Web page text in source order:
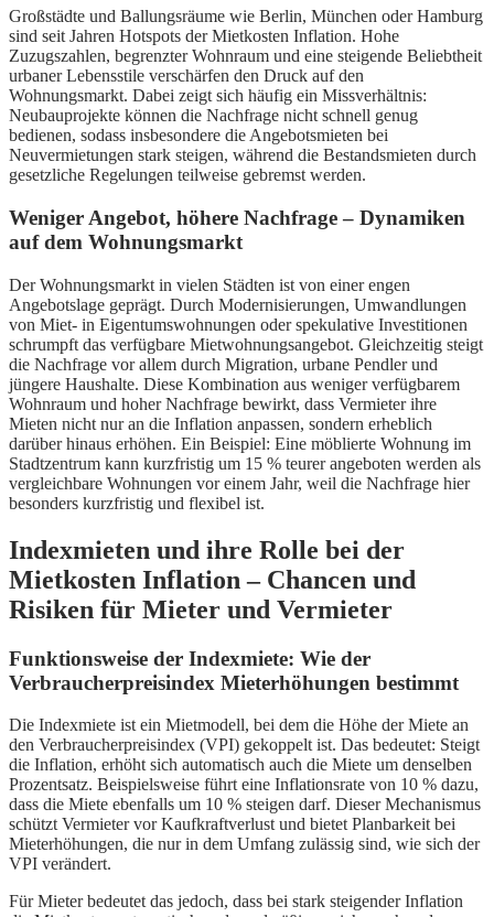
Großstädte und Ballungsräume wie Berlin, München oder Hamburg
sind seit Jahren Hotspots der Mietkosten Inflation. Hohe
Zuzugszahlen, begrenzter Wohnraum und eine steigende Beliebtheit
urbaner Lebensstile verschärfen den Druck auf den
Wohnungsmarkt. Dabei zeigt sich häufig ein Missverhältnis:
Neubauprojekte können die Nachfrage nicht schnell genug
bedienen, sodass insbesondere die Angebotsmieten bei
Neuvermietungen stark steigen, während die Bestandsmieten durch
gesetzliche Regelungen teilweise gebremst werden.
Weniger Angebot, höhere Nachfrage – Dynamiken
auf dem Wohnungsmarkt
Der Wohnungsmarkt in vielen Städten ist von einer engen
Angebotslage geprägt. Durch Modernisierungen, Umwandlungen
von Miet- in Eigentumswohnungen oder spekulative Investitionen
schrumpft das verfügbare Mietwohnungsangebot. Gleichzeitig steigt
die Nachfrage vor allem durch Migration, urbane Pendler und
jüngere Haushalte. Diese Kombination aus weniger verfügbarem
Wohnraum und hoher Nachfrage bewirkt, dass Vermieter ihre
Mieten nicht nur an die Inflation anpassen, sondern erheblich
darüber hinaus erhöhen. Ein Beispiel: Eine möblierte Wohnung im
Stadtzentrum kann kurzfristig um 15 % teurer angeboten werden als
vergleichbare Wohnungen vor einem Jahr, weil die Nachfrage hier
besonders kurzfristig und flexibel ist.
Indexmieten und ihre Rolle bei der
Mietkosten Inflation – Chancen und
Risiken für Mieter und Vermieter
Funktionsweise der Indexmiete: Wie der
Verbraucherpreisindex Mieterhöhungen bestimmt
Die Indexmiete ist ein Mietmodell, bei dem die Höhe der Miete an
den Verbraucherpreisindex (VPI) gekoppelt ist. Das bedeutet: Steigt
die Inflation, erhöht sich automatisch auch die Miete um denselben
Prozentsatz. Beispielsweise führt eine Inflationsrate von 10 % dazu,
dass die Miete ebenfalls um 10 % steigen darf. Dieser Mechanismus
schützt Vermieter vor Kaufkraftverlust und bietet Planbarkeit bei
Mieterhöhungen, die nur in dem Umfang zulässig sind, wie sich der
VPI verändert.
Für Mieter bedeutet das jedoch, dass bei stark steigender Inflation